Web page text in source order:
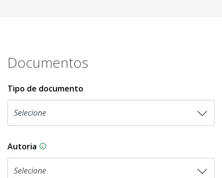
Documentos
Tipo de documento
Autoria As proposições legislativas na CLDF podem